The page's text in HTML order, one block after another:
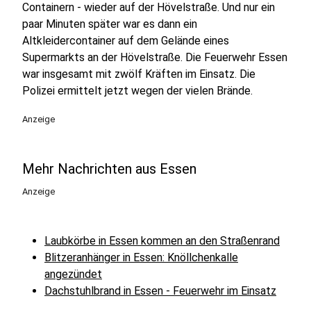
Containern - wieder auf der Hövelstraße. Und nur ein
paar Minuten später war es dann ein
Altkleidercontainer auf dem Gelände eines
Supermarkts an der Hövelstraße. Die Feuerwehr Essen
war insgesamt mit zwölf Kräften im Einsatz. Die
Polizei ermittelt jetzt wegen der vielen Brände.
Anzeige
Mehr Nachrichten aus Essen
Anzeige
Laubkörbe in Essen kommen an den Straßenrand
Blitzeranhänger in Essen: Knöllchenkalle
angezündet
Dachstuhlbrand in Essen - Feuerwehr im Einsatz